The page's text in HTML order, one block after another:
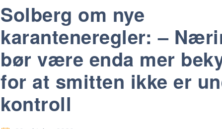
Solberg om nye
karanteneregler: –
bør være enda mer
for at smitten ikke er
kontroll